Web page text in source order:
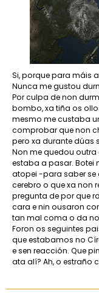
Si, porque para máis
Nunca me gustou
Por culpa de non
bombo, xa tiña os
mesmo me custaba
comprobar que non
pero xa durante dúas
Non me quedou outra
estaba a pasar. Botei
atopei -para saber se
cerebro o que xa non
pregunta de por que
cara e nin ousaron
tan mal coma o da
Foron os seguintes
que estabamos no
e sen reacción. Que
ata alí? Ah, o estraño